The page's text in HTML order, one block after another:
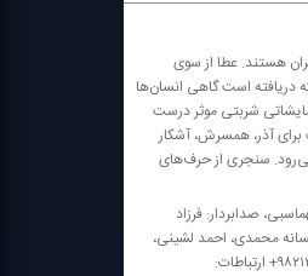
هستند. عطا از سوی
دریافته است گاهی انسان‌ها
شربتی موثر درست
آذر، همسرش، آشكار
سنجری از حرف‌های
صدابردار: فرزاد
محمدی، احمد لشینی،
نوشین حسن زاده، نازنین مهیمنی، سهیلا تیراوی، مینو جبارزاده، محمدرضا قلم بر رادیو نمایش؛ موج اف ام ردیف ۱۰۷/۵ مگاهرتز، تلفن گویا: ۹۸۲۱۲۷۸۶۱۰۷۵+ ارتباطات: